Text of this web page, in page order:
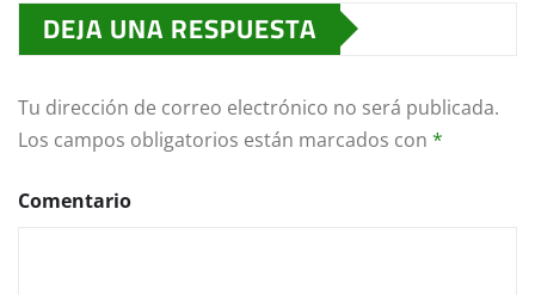
DEJA UNA RESPUESTA
Tu dirección de correo electrónico no será publicada.
Los campos obligatorios están marcados con *
Comentario